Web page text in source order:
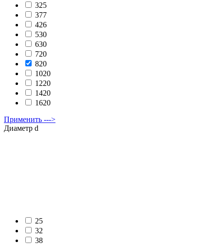
325
377
426
530
630
720
820
1020
1220
1420
1620
Применить --->
Диаметр d
25
32
38